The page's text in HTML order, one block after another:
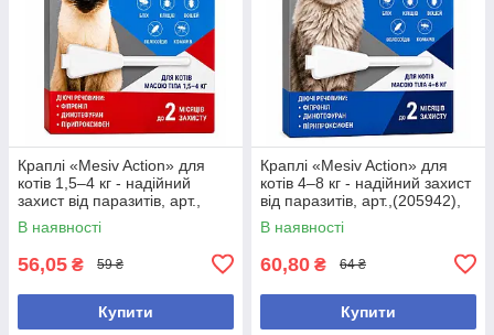
Краплі «Mesiv Action» для
котів 1,5–4 кг - надійний
захист від паразитів, арт.,
(205935), 1,5-4 кг
В наявності
56,05 ₴ 59 ₴
Купити
Краплі «Mesiv Action» для
котів 4–8 кг - надійний захист
від паразитів, арт.,(205942),
4-8 кг
В наявності
60,80 ₴ 64 ₴
Купити